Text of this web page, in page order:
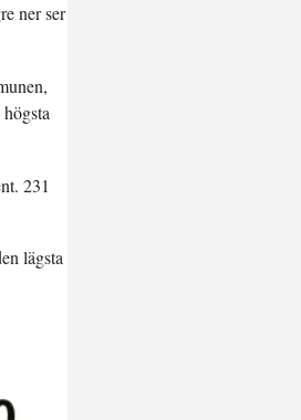
ner ser
. 231
lägsta